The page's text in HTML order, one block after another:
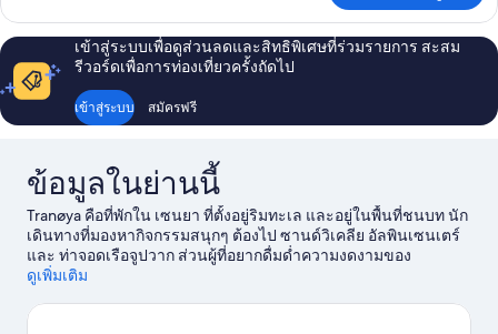
เกี่ยว
กับ
Meieriet
เข้าสู่ระบบเพื่อดูส่วนลดและสิทธิพิเศษที่ร่วมรายการ สะสม
รีวอร์ดเพื่อการท่องเที่ยวครั้งถัดไป
เข้าสู่ระบบ สมัครฟรี
ข้อมูลในย่านนี้
Tranøya คือที่พักใน เซนยา ที่ตั้งอยู่ริมทะเล และอยู่ในพื้นที่ชนบท นัก
เดินทางที่มองหากิจกรรมสนุกๆ ต้องไป ซานด์วิเคลีย อัลพินเซนเตร์
และ ท่าจอดเรือจูปวาก ส่วนผู้ที่อยากดื่มด่ำความงดงามของ
ธรรมชาติต้องไม่พลาด อุทยานแห่งชาติ Anderdalen นี่คือโอกาสให้
ทรานอย
ดูเพิ่มเติม